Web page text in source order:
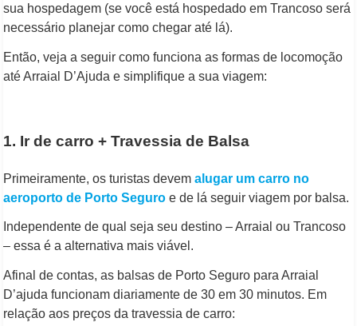
sua hospedagem (se você está hospedado em Trancoso será
necessário planejar como chegar até lá).
Então, veja a seguir como funciona as formas de locomoção
até Arraial D’Ajuda e simplifique a sua viagem:
1. Ir de carro + Travessia de Balsa
Primeiramente, os turistas devem alugar um carro no
aeroporto de Porto Seguro e de lá seguir viagem por balsa.
Independente de qual seja seu destino – Arraial ou Trancoso
– essa é a alternativa mais viável.
Afinal de contas, as balsas de Porto Seguro para Arraial
D’ajuda funcionam diariamente de 30 em 30 minutos. Em
relação aos preços da travessia de carro: